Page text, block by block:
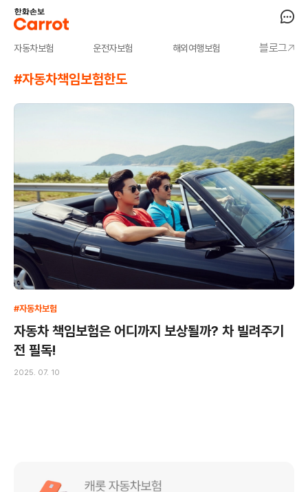
자동차보험 운전자보험 해외여행보험 블로그
#자동차책임보험한도
#자동차보험
자동차 책임보험은 어디까지 보상될까? 차 빌려주기
전 필독!
2025. 07. 10